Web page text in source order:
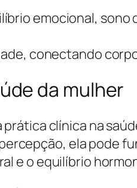
emocional, sono
conectando
da mulher
clínica na
ela pode
e o equilíbrio